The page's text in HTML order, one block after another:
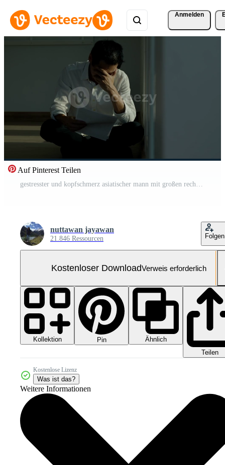
Anmelden
Auf Pinterest Teilen
gestresster und kopfschmerz asiatischer mann mit großen rechnungen oder rechnungen kein geld, um ausgaben und kreditkartenschulden zu bezahlen. mangel, finanzielle probleme, hypothek, darlehen, bankrott, bankrott, arm, leere geldbörse Kostenloses Video
nuttawan jayawan
21.846 Ressourcen Folgen
Kostenloser DownloadVerweis erforderlich
Kollektion Pin
Ähnlich
Teilen
Kostenlose Lizenz
Was ist das?
Weitere Informationen